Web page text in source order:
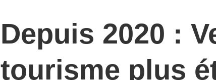
Depuis 2020 :
tourisme plus